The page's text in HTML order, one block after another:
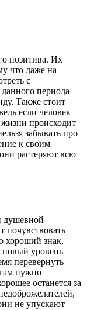
позитива. Их
что даже на
с
данного периода —
Также стоит
если человек
жизни происходит
забывать про
к своим
растеряют всю
душевной
почувствовать
хороший знак,
уровень
перевернуть
нужно
останется за
не упускают